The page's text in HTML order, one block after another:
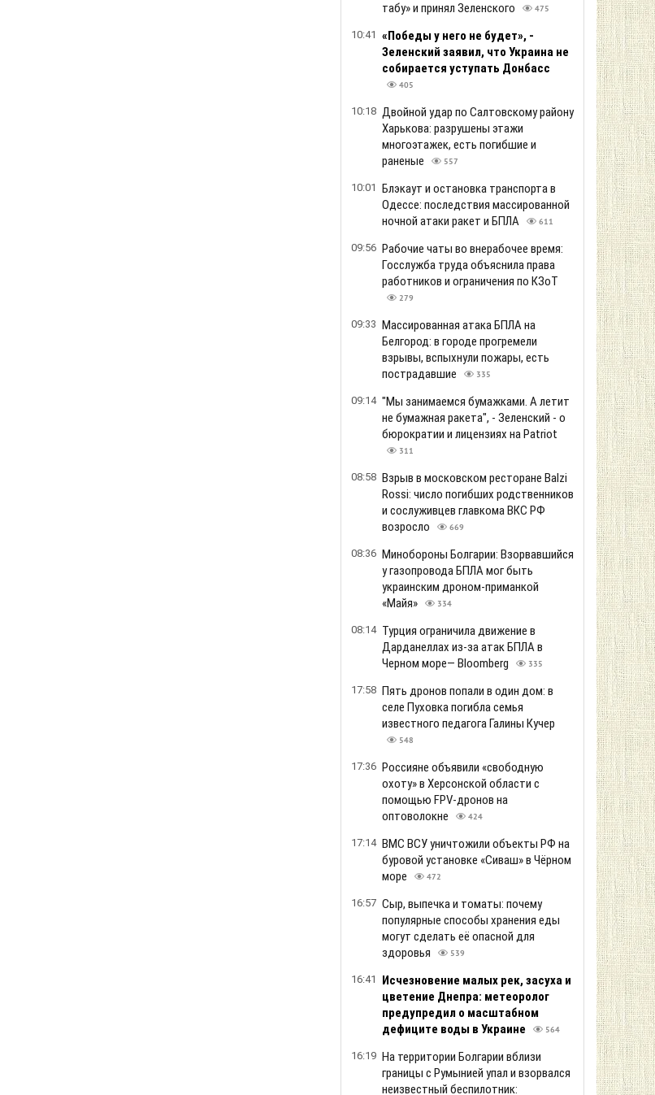
табу» и принял Зеленского
475
10:41 «Победы у него не будет», -
Зеленский заявил, что Украина не
собирается уступать Донбасс
405
10:18 Двойной удар по Салтовскому району
Харькова: разрушены этажи
многоэтажек, есть погибшие и
раненые
557
10:01 Блэкаут и остановка транспорта в
Одессе: последствия массированной
ночной атаки ракет и БПЛА
611
09:56 Рабочие чаты во внерабочее время:
Госслужба труда объяснила права
работников и ограничения по КЗоТ
279
09:33 Массированная атака БПЛА на
Белгород: в городе прогремели
взрывы, вспыхнули пожары, есть
пострадавшие
335
09:14 "Мы занимаемся бумажками. А летит
не бумажная ракета", - Зеленский - о
бюрократии и лицензиях на Patriot
311
08:58 Взрыв в московском ресторане Balzi
Rossi: число погибших родственников
и сослуживцев главкома ВКС РФ
возросло
669
08:36 Минобороны Болгарии: Взорвавшийся
у газопровода БПЛА мог быть
украинским дроном-приманкой
«Майя»
334
08:14 Турция ограничила движение в
Дарданеллах из-за атак БПЛА в
Черном море— Bloomberg
335
17:58 Пять дронов попали в один дом: в
селе Пуховка погибла семья
известного педагога Галины Кучер
548
17:36 Россияне объявили «свободную
охоту» в Херсонской области с
помощью FPV-дронов на
оптоволокне
424
17:14 ВМС ВСУ уничтожили объекты РФ на
буровой установке «Сиваш» в Чёрном
море
472
16:57 Сыр, выпечка и томаты: почему
популярные способы хранения еды
могут сделать её опасной для
здоровья
539
16:41
Исчезновение малых рек, засуха и
цветение Днепра: метеоролог
предупредил о масштабном
дефиците воды в Украине
564
16:19 На территории Болгарии вблизи
границы с Румынией упал и взорвался
неизвестный беспилотник: